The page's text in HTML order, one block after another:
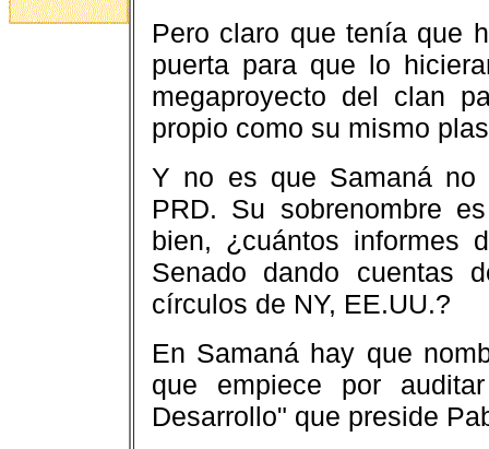
Pero claro que tenía que
puerta para que lo
megaproyecto del clan
propio como su mismo
Y no es que Samaná no
PRD. Su sobrenombre
bien, ¿cuántos informes
Senado dando cuentas
círculos de NY, EE.UU.?
En Samaná hay que
que empiece por
Desarrollo" que preside